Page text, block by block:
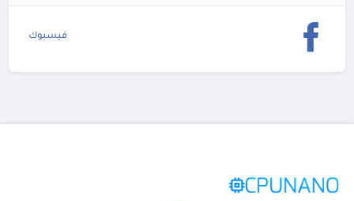
فيسبوك